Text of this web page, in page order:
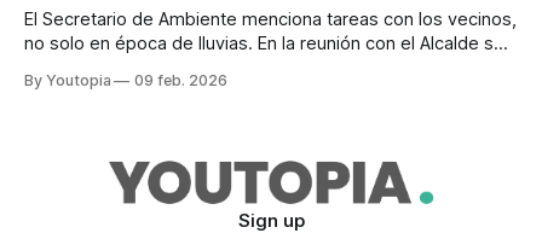
El Secretario de Ambiente menciona tareas con los vecinos,
no solo en época de lluvias. En la reunión con el Alcalde se
By Youtopia 09 feb. 2026
Sign up